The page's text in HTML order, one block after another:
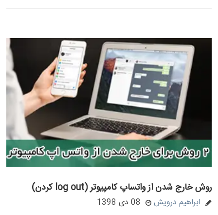
روش خارج شدن از واتساپ کامپیوتر (log out کردن)
ابراهیم درویش 08 دی 1398